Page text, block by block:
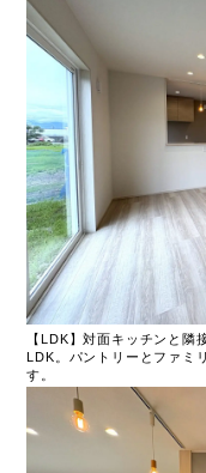
【LDK】対面キッチンと
LDK。パントリーとファミ
す。